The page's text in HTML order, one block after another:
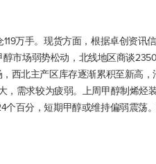
万手。现货方面，根据卓创资讯
市场弱势松动，北线地区商谈
西北主产区库存逐渐累积至新高，
，需求较为疲弱。上周甲醇制烯烃
个百分，短期甲醇或维持偏弱震荡